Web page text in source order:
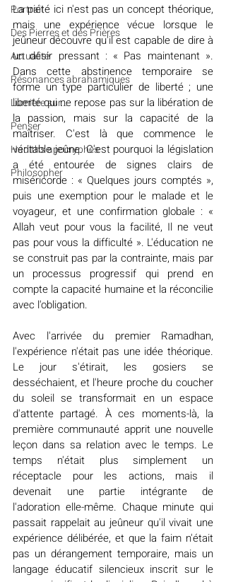
Portrait
Des Pierres et des Prières
Actualité
Résonances abrahamiques
Lumière sur...
Penser
Hadiths apocryphes
Philosopher
La piété ici n'est pas un concept théorique,
mais une expérience vécue lorsque le
jeûneur découvre qu'il est capable de dire à
un désir pressant : « Pas maintenant ».
Dans cette abstinence temporaire se
forme un type particulier de liberté ; une
liberté qui ne repose pas sur la libération de
la passion, mais sur la capacité de la
maîtriser. C'est là que commence le
véritable jeûne. C'est pourquoi la législation
a été entourée de signes clairs de
miséricorde : « Quelques jours comptés »,
puis une exemption pour le malade et le
voyageur, et une confirmation globale : «
Allah veut pour vous la facilité, Il ne veut
pas pour vous la difficulté ». L'éducation ne
se construit pas par la contrainte, mais par
un processus progressif qui prend en
compte la capacité humaine et la réconcilie
avec l'obligation.
Avec l'arrivée du premier Ramadhan,
l'expérience n'était pas une idée théorique.
Le jour s'étirait, les gosiers se
desséchaient, et l'heure proche du coucher
du soleil se transformait en un espace
d'attente partagé. À ces moments-là, la
première communauté apprit une nouvelle
leçon dans sa relation avec le temps. Le
temps n'était plus simplement un
réceptacle pour les actions, mais il
devenait une partie intégrante de
l'adoration elle-même. Chaque minute qui
passait rappelait au jeûneur qu'il vivait une
expérience délibérée, et que la faim n'était
pas un dérangement temporaire, mais un
langage éducatif silencieux inscrit sur le